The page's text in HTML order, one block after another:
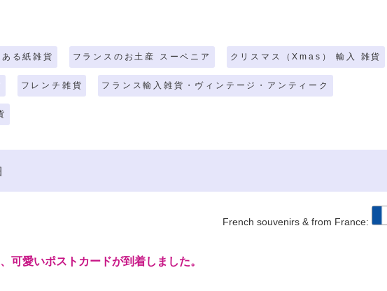
る紙雑貨 フランスのお土産 スーベニア クリスマス（Xmas） 輸入 雑貨
フレンチ雑貨 フランス輸入雑貨・ヴィンテージ・アンティーク
French souvenirs & from France:
可愛いポストカードが到着しました。